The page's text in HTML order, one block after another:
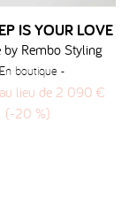
IS YOUR LOVE
by Rembo Styling
boutique -
lieu de 2 090 €
(-20 %)